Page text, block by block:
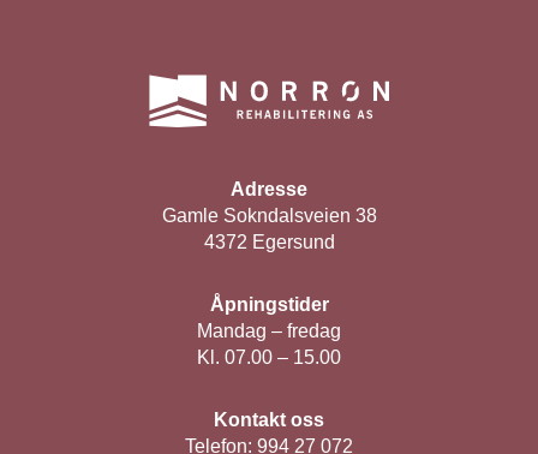
Adresse
Gamle Sokndalsveien 38
4372 Egersund
Åpningstider
Mandag – fredag
Kl. 07.00 – 15.00
Kontakt oss
Telefon: 994 27 072